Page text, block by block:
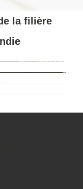
la filière